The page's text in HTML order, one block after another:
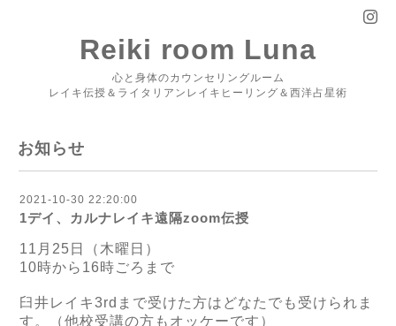
Reiki room Luna
心と身体のカウンセリングルーム
レイキ伝授＆ライタリアンレイキヒーリング＆西洋占星術
お知らせ
2021-10-30 22:20:00
1デイ、カルナレイキ遠隔zoom伝授
11 月 25 日（木曜日）
10時から 16時ごろまで
臼井レイキ3rd まで受けた方はどなたでも受けられま
す。（他校受講の方もオッケーです）